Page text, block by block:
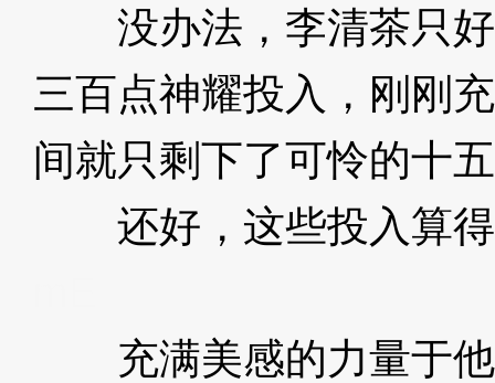
没办法，李清茶只好
三百点神耀投入，刚刚
间就只剩下了可怜的十
还好，这些投入算得
充满美感的力量于他